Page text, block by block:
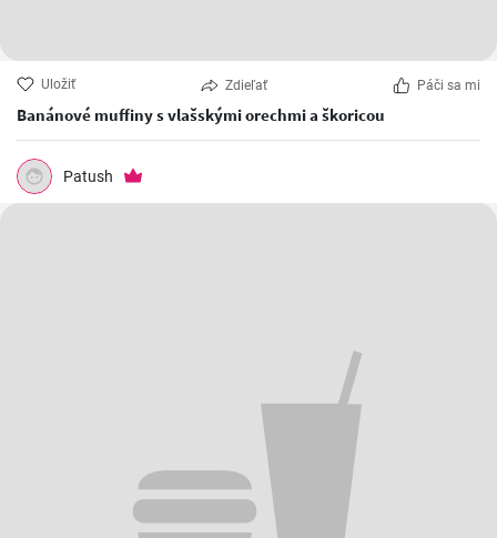
Uložiť Zdieľať Páči sa mi
Banánové muffiny s vlašskými orechmi a škoricou
Patush